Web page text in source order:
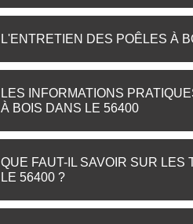
L'ENTRETIEN DES POÊLES À
LES INFORMATIONS
À BOIS DANS LE 56400
QUE FAUT-IL SAVOIR SUR
LE 56400 ?